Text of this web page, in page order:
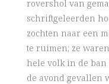
rovershol van
schriftgeleerden
zochten naar een
te ruimen; ze
hele volk in de
de avond gevallen